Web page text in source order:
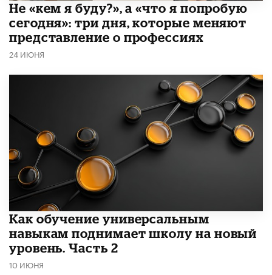
Не «кем я буду?», а «что я попробую
сегодня»: три дня, которые меняют
представление о профессиях
24 ИЮНЯ
​Как обучение универсальным
навыкам поднимает школу на новый
уровень. Часть 2
10 ИЮНЯ